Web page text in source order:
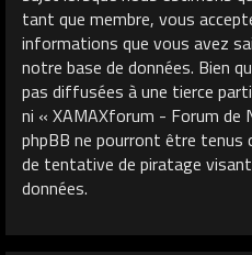
tant que membre, vous
informations que vous avez
notre base de données. Bien
pas diffusées à une tierce
ni « XAMAXforum - Forum de
phpBB ne pourront être tenus
de tentative de piratage
données.